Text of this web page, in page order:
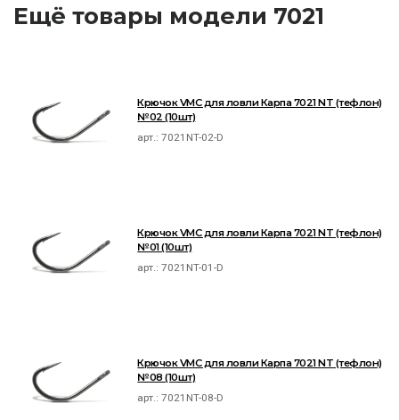
Ещё товары модели 7021
Крючок VMC для ловли Карпа 7021 NT (тефлон)
№02 (10шт)
арт.:7021NT-02-D
Крючок VMC для ловли Карпа 7021 NT (тефлон)
№01 (10шт)
арт.:7021NT-01-D
Крючок VMC для ловли Карпа 7021 NT (тефлон)
№08 (10шт)
арт.:7021NT-08-D